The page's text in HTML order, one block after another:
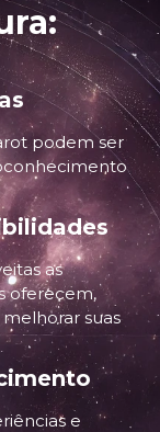
podem ser
as
oferecem,
suas
e